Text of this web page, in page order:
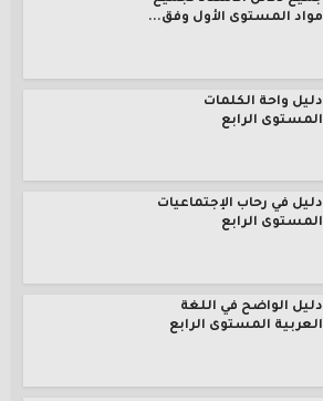
مواد المستوى الأول وفق...
دليل واحة الكلمات
المستوى الرابع
دليل في رحاب الإجتماعيات
المستوى الرابع
دليل الواضح في اللغة
العربية المستوى الرابع